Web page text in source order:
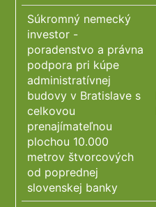
Súkromný nemecký
investor -
poradenstvo a právna
podpora pri kúpe
administratívnej
budovy v Bratislave s
celkovou
prenajímateľnou
plochou 10.000
metrov štvorcových
od poprednej
slovenskej banky